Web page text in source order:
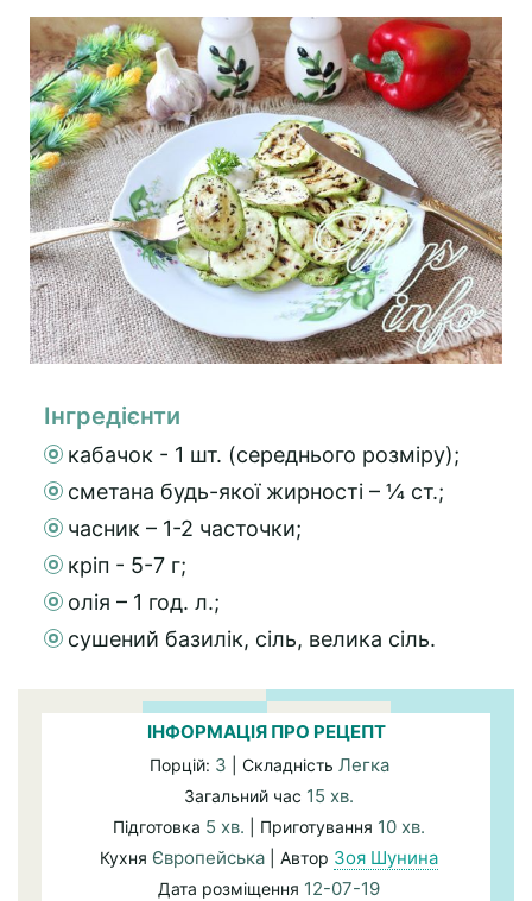
Інгредієнти
кабачок - 1 шт. (середнього розміру);
сметана будь-якої жирності – ¼ ст.;
часник – 1-2 часточки;
кріп - 5-7 г;
олія – 1 год. л.;
сушений базилік, сіль, велика сіль.
ІНФОРМАЦІЯ ПРО РЕЦЕПТ
Порцій: 3 | Складність Легка
Загальний час 15 хв.
Підготовка 5 хв. | Приготування 10 хв.
Кухня Європейська | Автор Зоя Шунина
Дата розміщення 12-07-19